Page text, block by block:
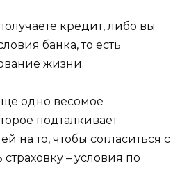
кредит, либо вы
банка, то есть
жизни.
одно весомое
подталкивает
на то, чтобы согласиться с
– условия по